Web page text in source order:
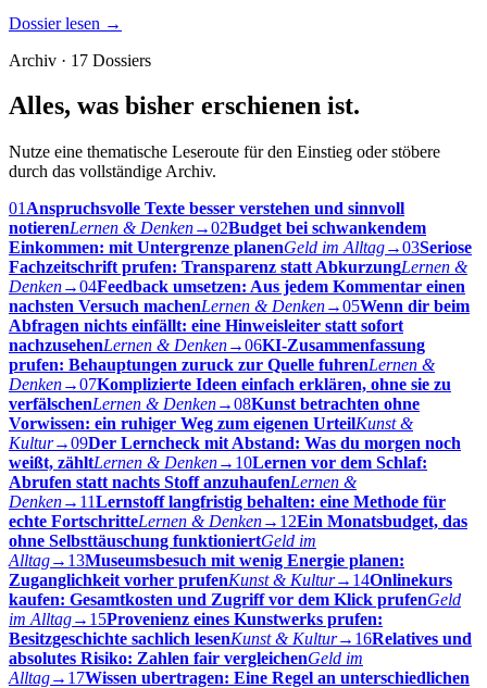
Dossier lesen →
Archiv · 17 Dossiers
Alles, was bisher erschienen ist.
Nutze eine thematische Leseroute für den Einstieg oder stöbere
durch das vollständige Archiv.
01 Anspruchsvolle Texte besser verstehen und sinnvoll
notierenLernen & Denken→02Budget bei schwankendem
Einkommen: mit Untergrenze planenGeld im Alltag→03Seriose
Fachzeitschrift prufen: Transparenz statt AbkurzungLernen &
Denken→04Feedback umsetzen: Aus jedem Kommentar einen
nachsten Versuch machenLernen & Denken→05Wenn dir beim
Abfragen nichts einfällt: eine Hinweisleiter statt sofort
nachzusehenLernen & Denken→06KI-Zusammenfassung
prufen: Behauptungen zuruck zur Quelle fuhrenLernen &
Denken→07Komplizierte Ideen einfach erklären, ohne sie zu
verfälschenLernen & Denken→08Kunst betrachten ohne
Vorwissen: ein ruhiger Weg zum eigenen UrteilKunst &
Kultur→09Der Lerncheck mit Abstand: Was du morgen noch
weißt, zähltLernen & Denken→ 10Lernen vor dem Schlaf:
Abrufen statt nachts Stoff anzuhaufenLernen &
Denken→ 11Lernstoff langfristig behalten: eine Methode für
echte FortschritteLernen & Denken→ 12Ein Monatsbudget, das
ohne Selbsttäuschung funktioniertGeld im
Alltag→ 13Museumsbesuch mit wenig Energie planen:
Zuganglichkeit vorher prufenKunst & Kultur→ 14Onlinekurs
kaufen: Gesamtkosten und Zugriff vor dem Klick prufenGeld
im Alltag→ 15Provenienz eines Kunstwerks prufen:
Besitzgeschichte sachlich lesenKunst & Kultur→ 16Relatives und
absolutes Risiko: Zahlen fair vergleichenGeld im
Alltag→ 17Wissen ubertragen: Eine Regel an unterschiedlichen